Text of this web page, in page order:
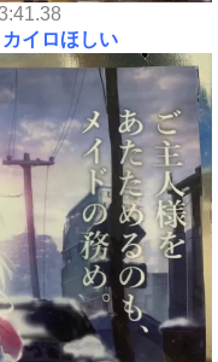
イロほしい